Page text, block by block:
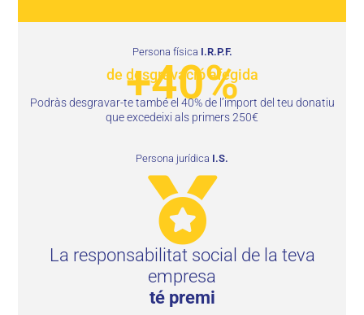
Persona física I.R.P.F.
+40%
de desgravació afegida
Podràs desgravar-te també el 40% de l’import del teu donatiu
que excedeixi als primers 250€
Persona jurídica I.S.
La responsabilitat social de la teva
empresa
té premi